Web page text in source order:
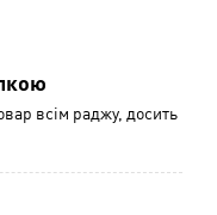
всім раджу, досить